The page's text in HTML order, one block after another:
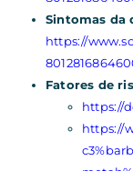
Sintomas da
https://
Fatores de
https://
https://